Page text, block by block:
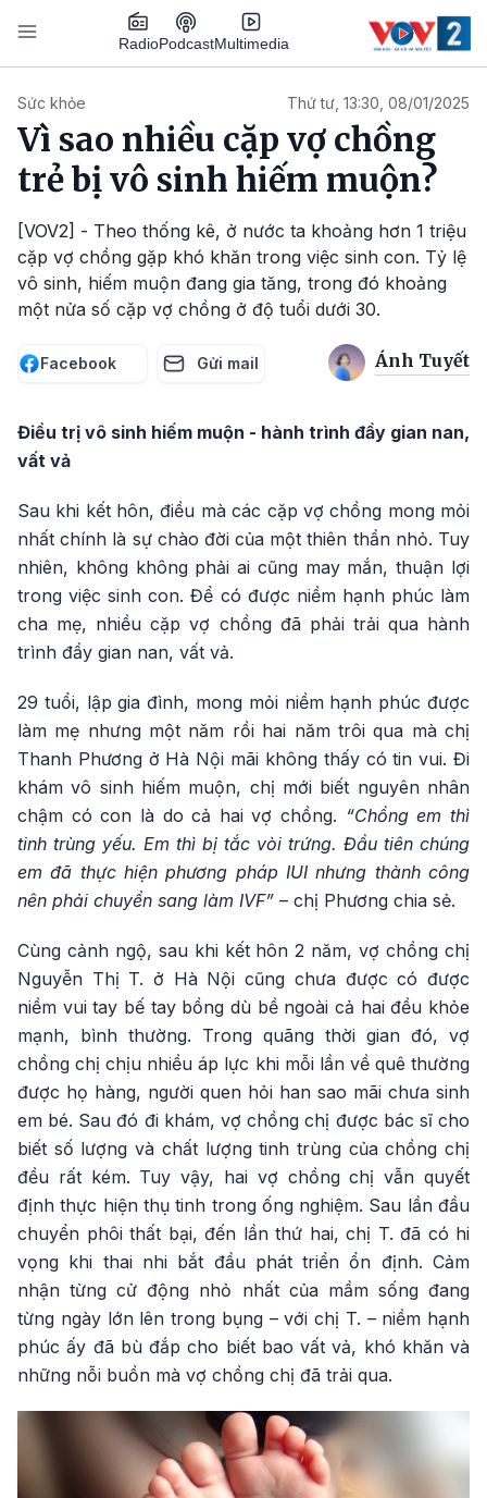
Nhảy đến nội dung
RadioPodcastMultimedia
Sức khỏe Thứ tư, 13:30, 08/01/2025
Vì sao nhiều cặp vợ chồng
trẻ bị vô sinh hiếm muộn?
[VOV2] - Theo thống kê, ở nước ta khoảng hơn 1 triệu
cặp vợ chồng gặp khó khăn trong việc sinh con. Tỷ lệ
vô sinh, hiếm muộn đang gia tăng, trong đó khoảng
một nửa số cặp vợ chồng ở độ tuổi dưới 30.
Facebook Gửi mail Ánh Tuyết
Điều trị vô sinh hiếm muộn - hành trình đầy gian nan,
vất vả
Sau khi kết hôn, điều mà các cặp vợ chồng mong mỏi
nhất chính là sự chào đời của một thiên thần nhỏ. Tuy
nhiên, không không phải ai cũng may mắn, thuận lợi
trong việc sinh con. Để có được niềm hạnh phúc làm
cha mẹ, nhiều cặp vợ chồng đã phải trải qua hành
trình đầy gian nan, vất vả.
29 tuổi, lập gia đình, mong mỏi niềm hạnh phúc được
làm mẹ nhưng một năm rồi hai năm trôi qua mà chị
Thanh Phương ở Hà Nội mãi không thấy có tin vui. Đi
khám vô sinh hiếm muộn, chị mới biết nguyên nhân
chậm có con là do cả hai vợ chồng. “Chồng em thì
tinh trùng yếu. Em thì bị tắc vòi trứng. Đầu tiên chúng
em đã thực hiện phương pháp IUI nhưng thành công
nên phải chuyển sang làm IVF” – chị Phương chia sẻ.
Cùng cảnh ngộ, sau khi kết hôn 2 năm, vợ chồng chị
Nguyễn Thị T. ở Hà Nội cũng chưa được có được
niềm vui tay bế tay bồng dù bề ngoài cả hai đều khỏe
mạnh, bình thường. Trong quãng thời gian đó, vợ
chồng chị chịu nhiều áp lực khi mỗi lần về quê thường
được họ hàng, người quen hỏi han sao mãi chưa sinh
em bé. Sau đó đi khám, vợ chồng chị được bác sĩ cho
biết số lượng và chất lượng tinh trùng của chồng chị
đều rất kém. Tuy vậy, hai vợ chồng chị vẫn quyết
định thực hiện thụ tinh trong ống nghiệm. Sau lần đầu
chuyển phôi thất bại, đến lần thứ hai, chị T. đã có hi
vọng khi thai nhi bắt đầu phát triển ổn định. Cảm
nhận từng cử động nhỏ nhất của mầm sống đang
từng ngày lớn lên trong bụng – với chị T. – niềm hạnh
phúc ấy đã bù đắp cho biết bao vất vả, khó khăn và
những nỗi buồn mà vợ chồng chị đã trải qua.